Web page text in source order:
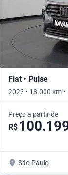
Fiat • Pulse
2023 • 18.000 km
Preço a partir de
R$
São Paulo